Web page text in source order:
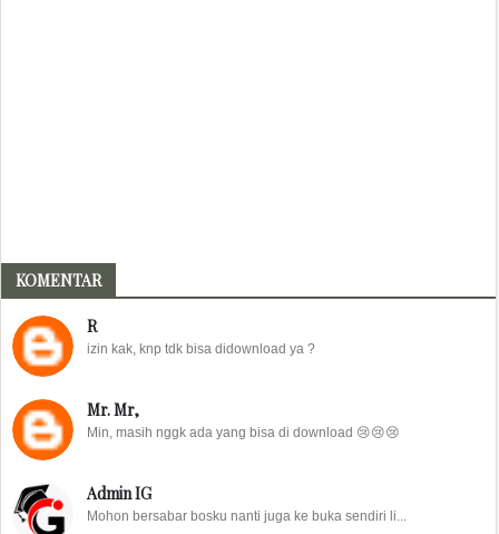
KOMENTAR
R
izin kak, knp tdk bisa didownload ya ?
Mr. Mr,
Min, masih nggk ada yang bisa di download 😢😢😢
Admin IG
Mohon bersabar bosku nanti juga ke buka sendiri li...